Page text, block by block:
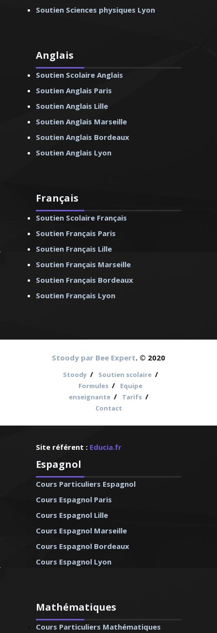
Soutien Sciences physiques Lyon
Anglais
Soutien Scolaire Anglais
Soutien Anglais Paris
Soutien Anglais Lille
Soutien Anglais Marseille
Soutien Anglais Bordeaux
Soutien Anglais Lyon
Français
Soutien Scolaire Français
Soutien Français Paris
Soutien Français Lille
Soutien Français Marseille
Soutien Français Bordeaux
Soutien Français Lyon
Stoody par Bee Expert. © 2020
Stoody / Soutien scolaire /
Formules /
Equipe
enseignante / Tarifs /
Contact
Site référent : Educia.fr
Espagnol
Cours Particuliers Espagnol
Cours Espagnol Paris
Cours Espagnol Lille
Cours Espagnol Marseille
Cours Espagnol Bordeaux
Cours Espagnol Lyon
Mathématiques
Cours Particuliers Mathématiques